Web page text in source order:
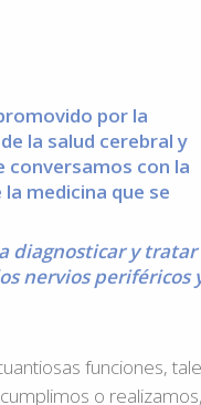
por la
la salud cerebral y
conversamos con la
medicina que se
diagnosticar y tratar
nervios periféricos
funciones,
o